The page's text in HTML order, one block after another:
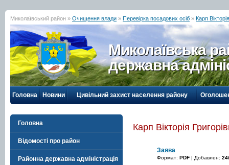
Миколаївський район » Очищення влади » Перевірка посадових осіб » Карп
Миколаївська
державна
Головна Новини Цивільний захист населення району
Головна
Відомості про район
Районна державна адміністрація
Карп Вікторія
Заява
Формат: PDF | Добавлен: